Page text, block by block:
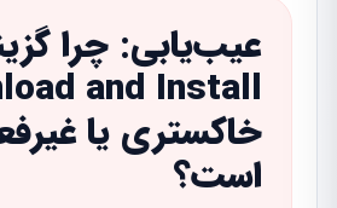
عیب‌یابی: چرا
and Install
خاکستری یا
است؟